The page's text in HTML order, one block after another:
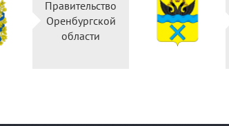
Правительство
Оренбургской
области